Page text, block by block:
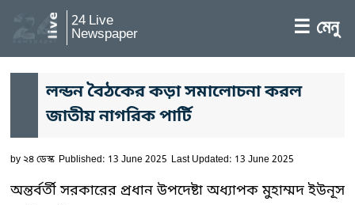
24 Live
Newspaper ☰ মেনু
লন্ডন বৈঠকের কড়া সমালোচনা করল
জাতীয় নাগরিক পার্টি
by২৪ ডেস্ক Published: 13 June 2025 Last Updated: 13 June 2025
অন্তর্বর্তী সরকারের প্রধান উপদেষ্টা অধ্যাপক মুহাম্মদ ইউনূস